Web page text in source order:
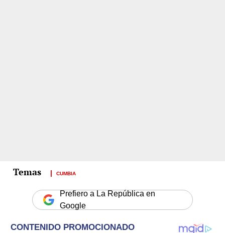
CUMBIA
Prefiero a La República en
Google